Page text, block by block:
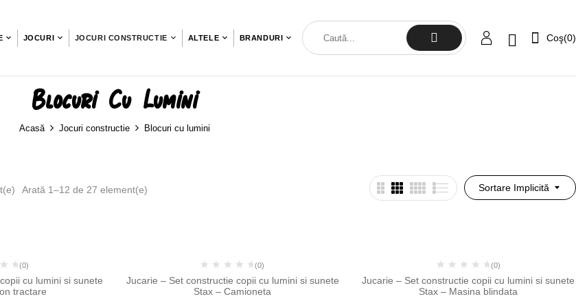
JOCURI JOCURI CONSTRUCTIE ALTELE BRANDURI Coş(0)
Blocuri Cu Lumini
Acasă Jocuri constructie Blocuri cu lumini
Sortare Implicită
Arată 1–12 de 27 element(e)
(0)
cu lumini si sunete
tractare
(0)
Jucarie – Set constructie copii cu lumini si sunete
Stax – Camioneta
(0)
Jucarie – Set constructie copii cu lumini si sunete
Stax – Masina blindata